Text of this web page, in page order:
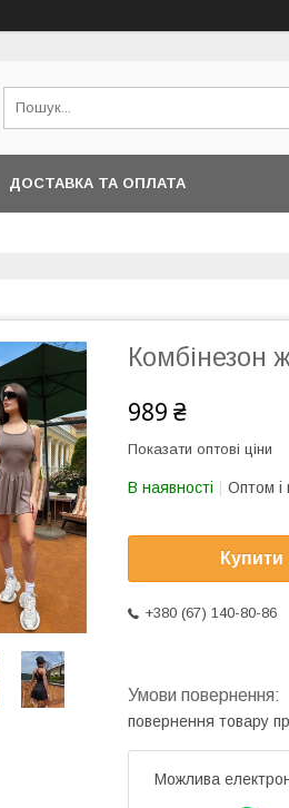
ДОСТАВКА ТА ОПЛАТА
Комбінезон
989 ₴
Показати оптові ціни
В наявності Оптом і
Купити
+380 (67) 140-80-86
повернення товару